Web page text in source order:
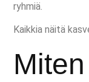
ryhmiä.
Kaikkia näitä